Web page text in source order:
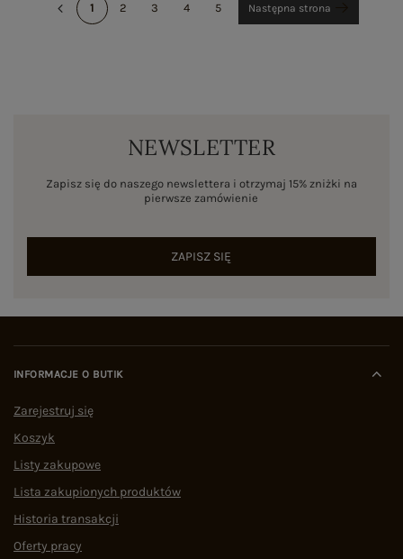
1 2 3 4 5 Następna strona
NEWSLETTER
Zapisz się do naszego newslettera i otrzymaj 15% zniżki na
pierwsze zamówienie
ZAPISZ SIĘ
INFORMACJE O BUTIK
Zarejestruj się
Koszyk
Listy zakupowe
Lista zakupionych produktów
Historia transakcji
Oferty pracy